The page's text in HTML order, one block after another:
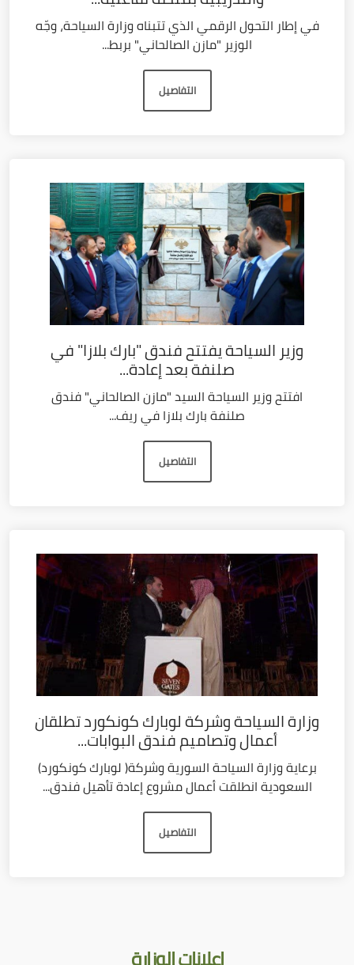
في إطار التحول الرقمي الذي تتبناه وزارة السياحة، وجّه
الوزير "مازن الصالحاني" بربط...
التفاصيل
وزير السياحة يفتتح فندق "بارك بلازا" في
صلنفة بعد إعادة...
افتتح وزير السياحة السيد "مازن الصالحاني" فندق
صلنفة بارك بلازا في ريف...
التفاصيل
وزارة السياحة وشركة لوبارك كونكورد تطلقان
أعمال وتصاميم فندق البوابات...
برعاية وزارة السياحة السورية وشركة( لوبارك كونكورد)
السعودية انطلقت أعمال مشروع إعادة تأهيل فندق...
التفاصيل